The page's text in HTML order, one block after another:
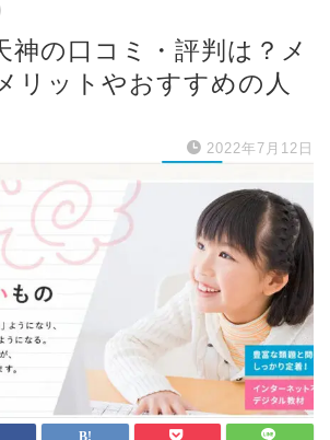
神の口コミ・評判は？メ
リットやおすすめの人
2022年7月12日